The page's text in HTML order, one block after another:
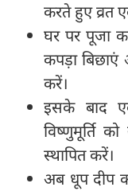
करते हुए व्रत
घर पर पूजा
कपड़ा
करें।
इसके बाद
विष्णुमूर्ति
स्थापित करें।
अब धूप दीप